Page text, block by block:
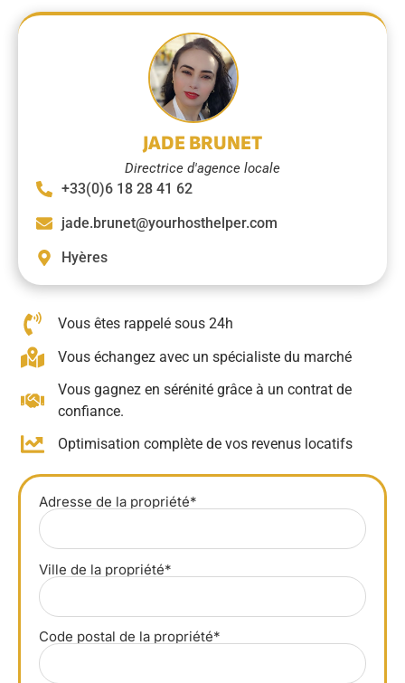
JADE BRUNET
Directrice d'agence locale
+33(0)6 18 28 41 62
jade.brunet@yourhosthelper.com
Hyères
Vous êtes rappelé sous 24h
Vous échangez avec un spécialiste du marché
Vous gagnez en sérénité grâce à un contrat de
confiance.
Optimisation complète de vos revenus locatifs
Adresse de la propriété*
Ville de la propriété*
Code postal de la propriété*